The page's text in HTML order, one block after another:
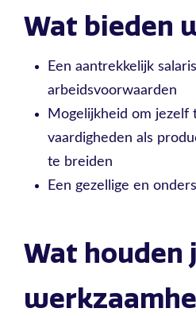
Wat bieden
Een aantrekkelijk
arbeidsvoorwaarden
Mogelijkheid om jezelf
vaardigheden als
te breiden
Een gezellige en
Wat houden